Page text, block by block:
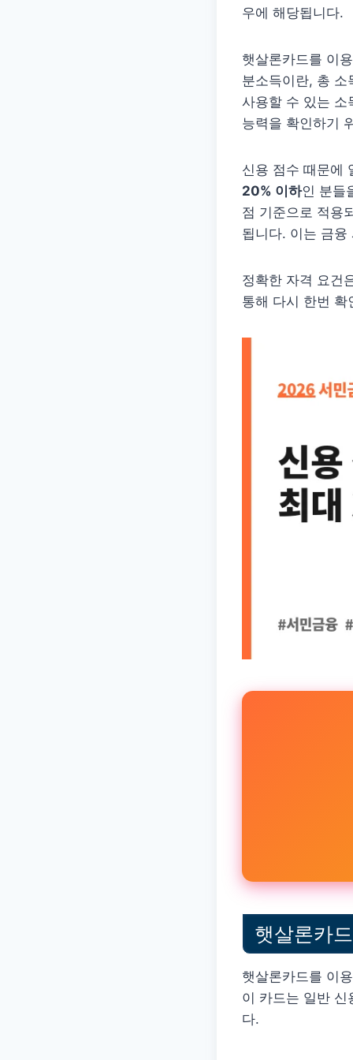
우에 해당됩니다.
햇살론카드를 이
분소득이란, 총
사용할 수 있는 소
능력을 확인하기
신용 점수 때문에
20% 이하인 분들
점 기준으로 적용
됩니다. 이는 금융
정확한 자격 요건
통해 다시 한번 확
햇살론카
햇살론카드를 이
이 카드는 일반 신
다.